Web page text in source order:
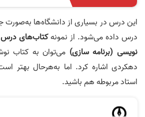
این درس در بسیاری از دانشگاه‌ها به‌صورت
درس داده می‌‎شود. از نمونه
کتاب‌های درس
نویسی (برنامه‌ سازی) می‌توان به کتاب
دهکردی اشاره کرد. اما به‌هرحال بهتر
استاد مربوطه هم باشید.